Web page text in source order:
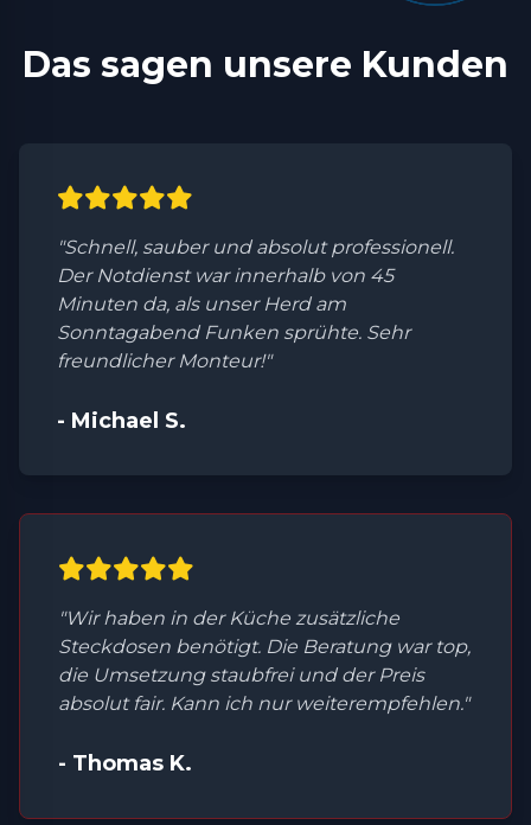
Das sagen unsere Kunden
"Schnell, sauber und absolut professionell.
Der Notdienst war innerhalb von 45
Minuten da, als unser Herd am
Sonntagabend Funken sprühte. Sehr
freundlicher Monteur!"
- Michael S.
"Wir haben in der Küche zusätzliche
Steckdosen benötigt. Die Beratung war top,
die Umsetzung staubfrei und der Preis
absolut fair. Kann ich nur weiterempfehlen."
- Thomas K.